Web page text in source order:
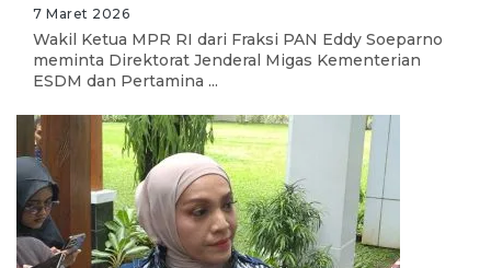
7 Maret 2026
Wakil Ketua MPR RI dari Fraksi PAN Eddy Soeparno
meminta Direktorat Jenderal Migas Kementerian
ESDM dan Pertamina ...